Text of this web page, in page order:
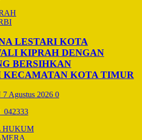
LESTARI KOTA
KIPRAH DENGAN
BERSIHKAN
KOTA TIMUR
7 Agustus 2026 0
HUKUM